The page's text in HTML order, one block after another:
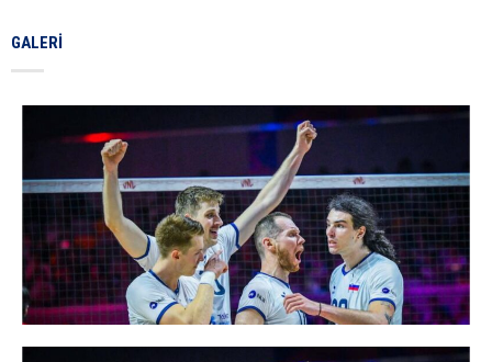
GALERI